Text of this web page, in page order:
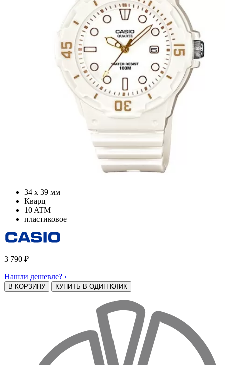
34 х 39 мм
Кварц
10 ATM
пластиковое
3 790 ₽
Нашли дешевле? ›
В КОРЗИНУ КУПИТЬ В ОДИН КЛИК